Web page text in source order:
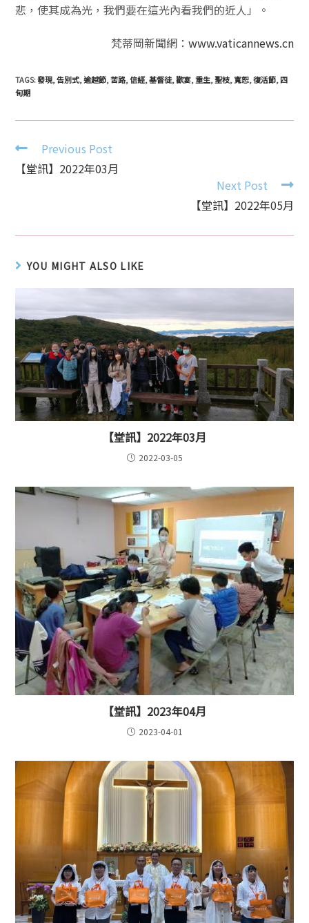
悲，使其成為光，我們要在這光內看我們的近人」。
梵蒂岡新聞網： www.vaticannews.cn
TAGS:發現,告別式,逾越節,苦路,信經,基督徒,歡宴,重生,聖枝,寬恕,復活節,四
旬期
Continue
Reading
Previous Post
【堂訊】2022年03月
Next Post
【堂訊】2022年05月
YOU MIGHT ALSO LIKE
【堂訊】2022年03月
2022-03-05
【堂訊】2023年04月
2023-04-01